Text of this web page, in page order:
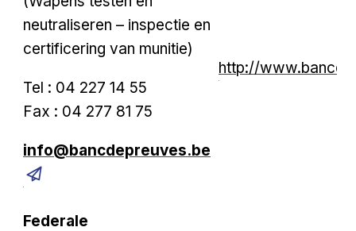
neutraliseren – inspectie en
certificering van munitie)
Tel : 04 227 14 55
Fax : 04 277 81 75
info@bancdepreuves.be
http://
Federale